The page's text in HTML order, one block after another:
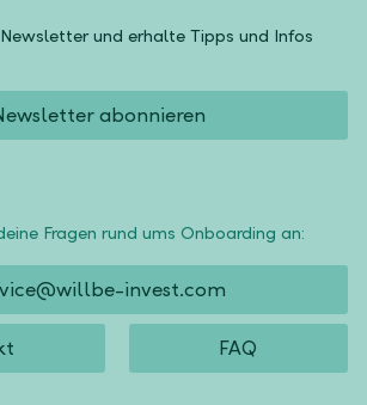
und erhalte Tipps und Infos
abonnieren
Fragen rund ums Onboarding an:
invest.com
FAQ